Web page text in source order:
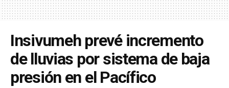
Insivumeh prevé incremento
de lluvias por sistema de baja
presión en el Pacífico